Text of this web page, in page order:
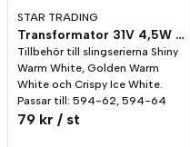
STAR TRADING
Transformator 31V 4,5W till Shiny - Golden - Crispy
Tillbehör till slingserierna Shiny
Warm White, Golden Warm
White och Crispy Ice White.
Passar till: 594-62, 594-64
79 kr / st